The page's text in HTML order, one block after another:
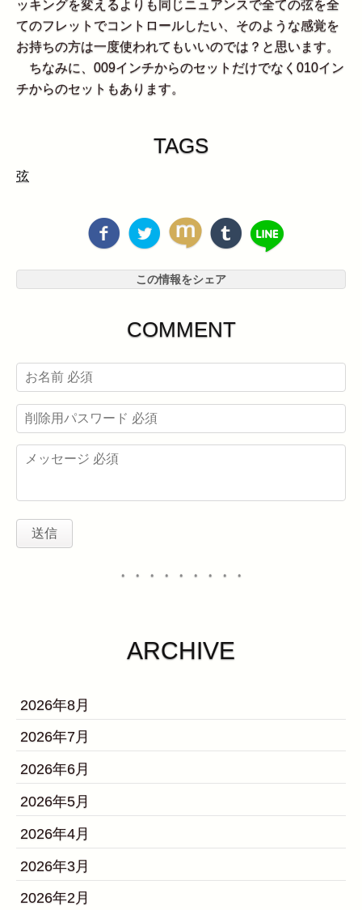
ッキングを変えるよりも同じニュアンスで全ての弦を全
てのフレットでコントロールしたい、そのような感覚を
お持ちの方は一度使われてもいいのでは？と思います。
ちなみに、009インチからのセットだけでなく010イン
チからのセットもあります。
TAGS
弦
この情報をシェア
COMMENT
・・・・・・・・・
ARCHIVE
2026年8月
2026年7月
2026年6月
2026年5月
2026年4月
2026年3月
2026年2月